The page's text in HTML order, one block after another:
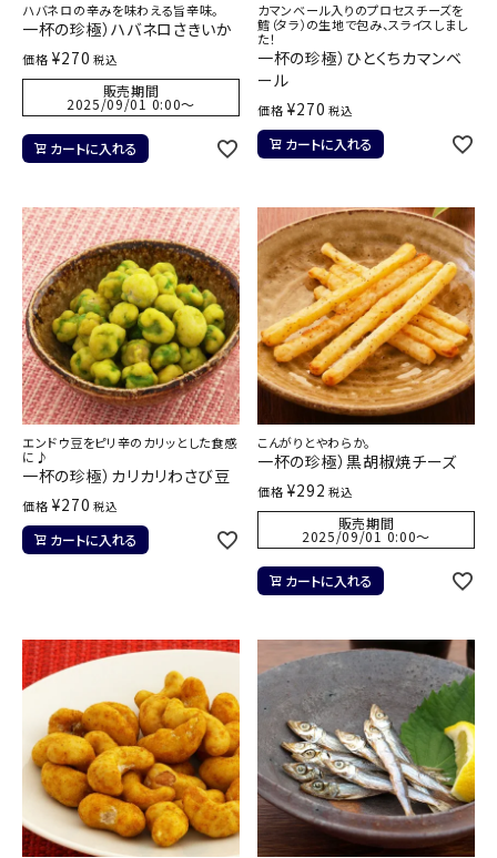
ハバネロの辛みを味わえる旨辛味。
一杯の珍極）ハバネロさきいか
価格 ¥270 税込
販売期間
2025/09/01 0:00〜
カートに入れる
カマンベール入りのプロセスチーズを
鱈（タラ）の生地で包み、スライスしまし
た！
一杯の珍極）ひとくちカマンベ
ール
価格 ¥270 税込
カートに入れる
エンドウ豆をピリ辛のカリッとした食感
に♪
一杯の珍極）カリカリわさび豆
価格 ¥270 税込
カートに入れる
こんがりとやわらか。
一杯の珍極）黒胡椒焼チーズ
価格 ¥292 税込
販売期間
2025/09/01 0:00〜
カートに入れる